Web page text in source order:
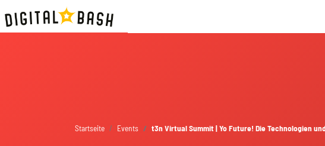
Startseite Events t3n Virtual Summit | Yo Future! Die Technologien